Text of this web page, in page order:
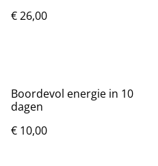
€ 26,00
Boordevol energie in 10
dagen
€ 10,00